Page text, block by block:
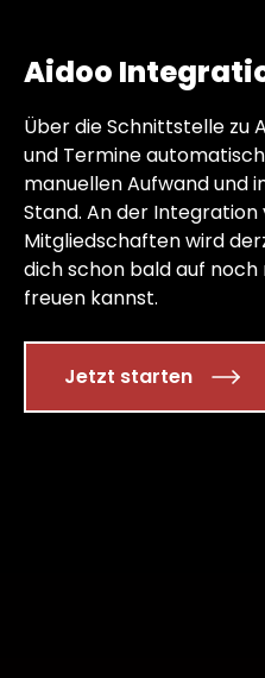
Aidoo
Über die Schnittstelle zu
und Termine
manuellen Aufwand und
Stand. An der Integration
Mitgliedschaften wird
dich schon bald auf
freuen kannst.
Jetzt starten